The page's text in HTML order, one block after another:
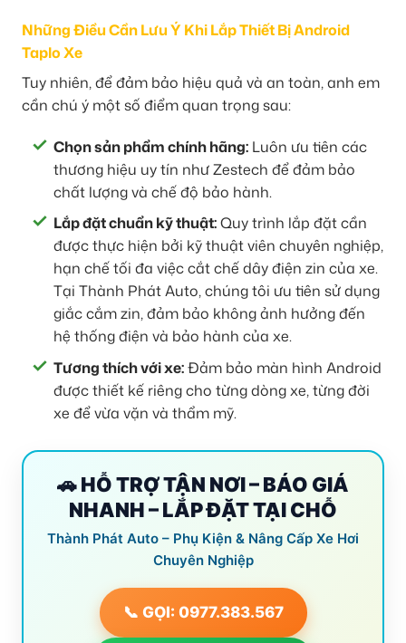
Những Điều Cần Lưu Ý Khi Lắp Thiết Bị Android
Taplo Xe
Tuy nhiên, để đảm bảo hiệu quả và an toàn, anh em
cần chú ý một số điểm quan trọng sau:
Chọn sản phẩm chính hãng: Luôn ưu tiên các
thương hiệu uy tín như Zestech để đảm bảo
chất lượng và chế độ bảo hành.
Lắp đặt chuẩn kỹ thuật:Quy trình lắp đặt cần
được thực hiện bởi kỹ thuật viên chuyên nghiệp,
hạn chế tối đa việc cắt chế dây điện zin của xe.
Tại Thành Phát Auto, chúng tôi ưu tiên sử dụng
giắc cắm zin, đảm bảo không ảnh hưởng đến
hệ thống điện và bảo hành của xe.
Tương thích với xe:Đảm bảo màn hình Android
được thiết kế riêng cho từng dòng xe, từng đời
xe để vừa vặn và thẩm mỹ.
🚗 HỖ TRỢ TẬN NƠI – BÁO GIÁ
NHANH – LẮP ĐẶT TẠI CHỖ
Thành Phát Auto – Phụ Kiện & Nâng Cấp Xe Hơi
Chuyên Nghiệp
📞 GỌI: 0977.383.567